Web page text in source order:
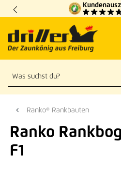
Zum Hauptinhalt springen
Ranko® Rankbauten
Ranko
F1